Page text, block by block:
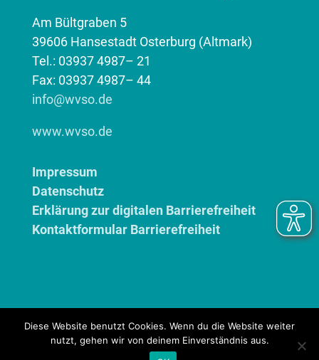
Am Bültgraben 5
39606 Hansestadt Osterburg (Altmark)
Tel.: 03937 4987– 21
Fax: 03937 4987– 44
info@wvso.de
www.wvso.de
Impressum
Datenschutz
Erklärung zur digitalen Barrierefreiheit
Kontaktformular Barrierefreiheit
2024
Diese Website benutzt Cookies. Wenn du die Website weiter
nutzt, gehen wir von deinem Einverständnis aus.